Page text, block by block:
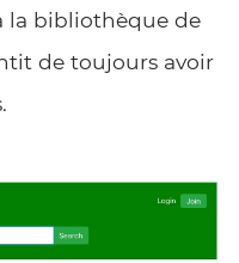
la bibliothèque de
de toujours avoir